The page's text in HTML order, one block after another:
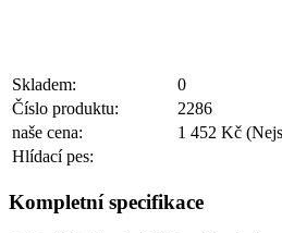
Skladem:
0
Číslo produktu:
2286
naše cena:
1 452 Kč
Hlídací pes:
Kompletní specifikace